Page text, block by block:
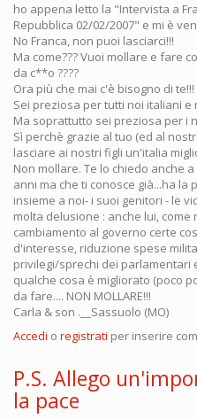
ho appena letto la "Intervista a
Repubblica 02/02/2007" e mi è
No Franca, non puoi lasciarci!!!
Ma come??? Vuoi mollare e fare
da c**o ????
Ora più che mai c'è bisogno di te!!!
Sei preziosa per tutti noi italiani e
Ma soprattutto sei preziosa per i
Sì perchè grazie al tuo (ed al
lasciare ai nostri figli un'italia
Non mollare. Te lo chiedo anche
anni ma che ti conosce già...ha
insieme a noi- i suoi genitori - le
molta delusione : anche lui,
cambiamento al governo certe
d'interesse, riduzione spese
privilegi/sprechi dei parlamentari
qualche cosa è migliorato (poco
da fare.... NON MOLLARE!!!
Carla & son .__Sassuolo (MO)
Accedi o registrati per inserire
P.S. Allego
la pace